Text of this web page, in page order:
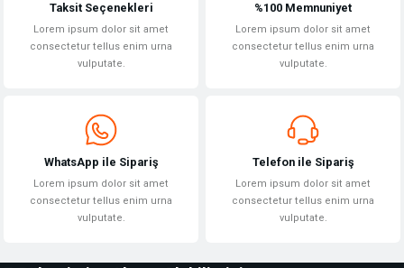
Taksit Seçenekleri
Lorem ipsum dolor sit amet
consectetur tellus enim urna
vulputate.
%100 Memnuniyet
Lorem ipsum dolor sit amet
consectetur tellus enim urna
vulputate.
WhatsApp ile Sipariş
Lorem ipsum dolor sit amet
consectetur tellus enim urna
vulputate.
Telefon ile Sipariş
Lorem ipsum dolor sit amet
consectetur tellus enim urna
vulputate.